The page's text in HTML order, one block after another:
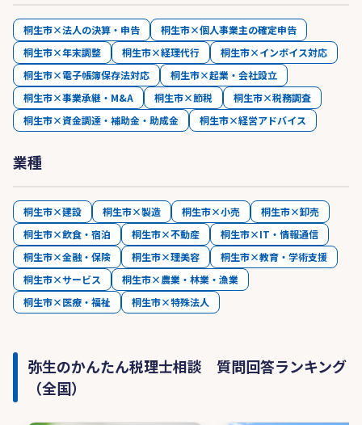
桐生市×法人の決算・申告
桐生市×個人事業主の確定申告
桐生市×年末調整
桐生市×経理代行
桐生市×インボイス対応
桐生市×電子帳簿保存法対応
桐生市×起業・会社設立
桐生市×事業承継・M&A
桐生市×節税
桐生市×税務調査
桐生市×資金調達・補助金・助成金
桐生市×経営アドバイス
業種
桐生市×建設 桐生市×製造 桐生市×小売
桐生市×卸売
桐生市×飲食・宿泊
桐生市×不動産
桐生市×IT・情報通信
桐生市×金融・保険
桐生市×理美容
桐生市×教育・学術支援
桐生市×サービス
桐生市×農業・林業・漁業
桐生市×医療・福祉
桐生市×特殊法人
弥生のかんたん税理士相談 質問回答ランキング
（全国）